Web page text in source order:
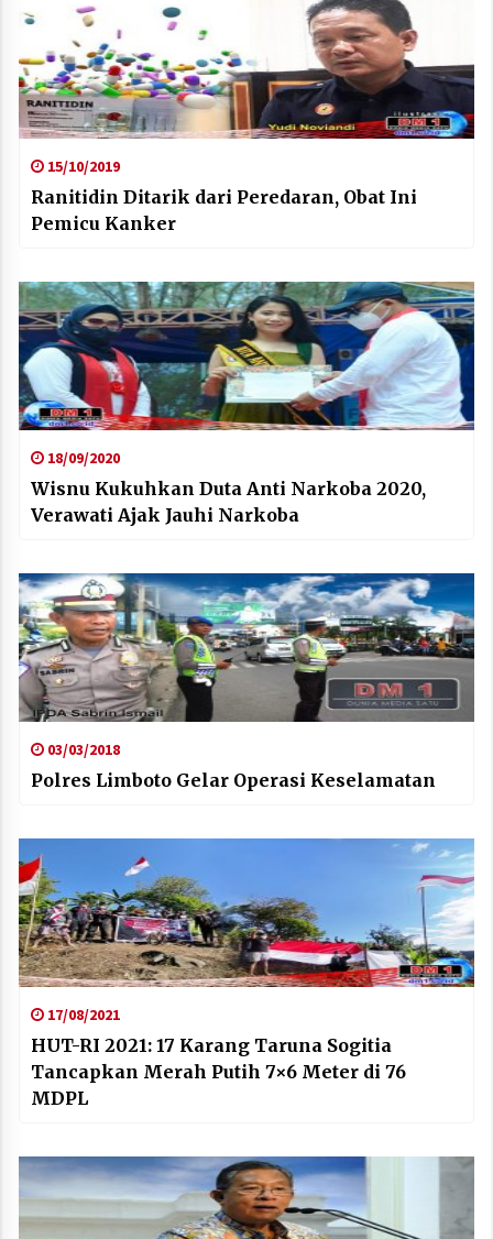
15/10/2019
Ranitidin Ditarik dari Peredaran, Obat Ini
Pemicu Kanker
18/09/2020
Wisnu Kukuhkan Duta Anti Narkoba 2020,
Verawati Ajak Jauhi Narkoba
03/03/2018
Polres Limboto Gelar Operasi Keselamatan
17/08/2021
HUT-RI 2021: 17 Karang Taruna Sogitia
Tancapkan Merah Putih 7×6 Meter di 76
MDPL